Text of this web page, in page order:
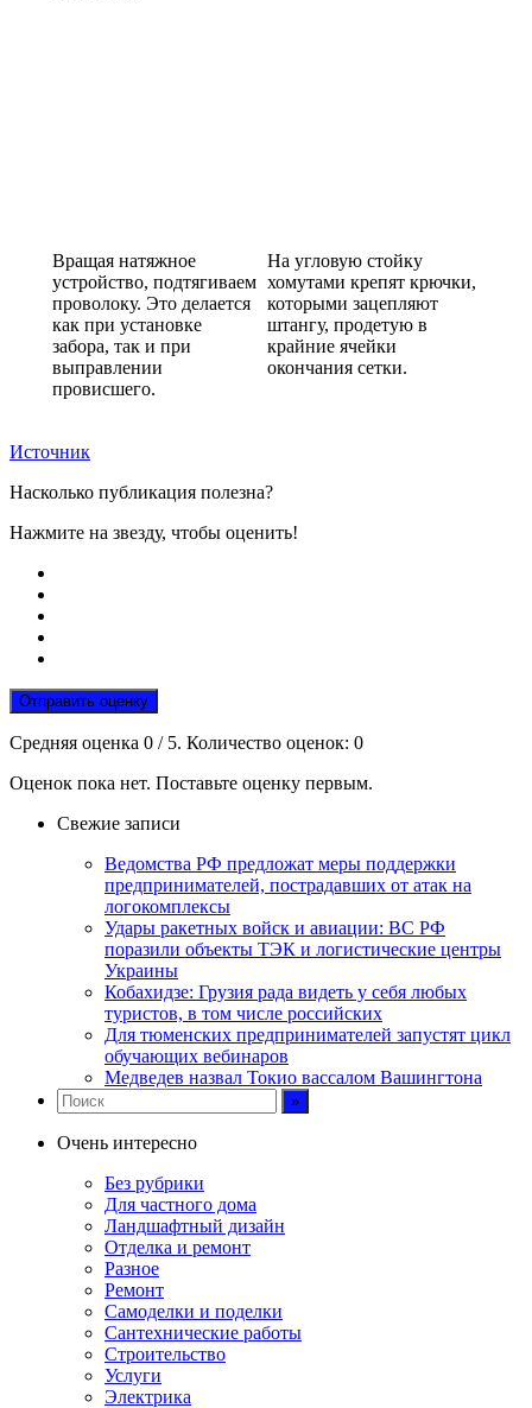
Вращая натяжное
устройство, подтягиваем
проволоку. Это делается
как при установке
забора, так и при
выправлении
провисшего.
На угловую стойку
хомутами крепят крючки,
которыми зацепляют
штангу, продетую в
крайние ячейки
окончания сетки.
Источник
Насколько публикация полезна?
Нажмите на звезду, чтобы оценить!
Отправить оценку
Средняя оценка 0 / 5. Количество оценок: 0
Оценок пока нет. Поставьте оценку первым.
Свежие записи
Ведомства РФ предложат меры поддержки
предпринимателей, пострадавших от атак на
логокомплексы
Удары ракетных войск и авиации: ВС РФ
поразили объекты ТЭК и логистические центры
Украины
Кобахидзе: Грузия рада видеть у себя любых
туристов, в том числе российских
Для тюменских предпринимателей запустят цикл
обучающих вебинаров
Медведев назвал Токио вассалом Вашингтона
Очень интересно
Без рубрики
Для частного дома
Ландшафтный дизайн
Отделка и ремонт
Разное
Ремонт
Самоделки и поделки
Сантехнические работы
Строительство
Услуги
Электрика